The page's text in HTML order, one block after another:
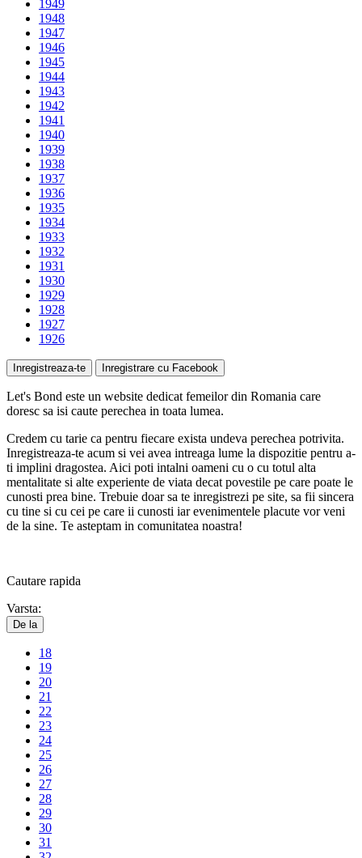
1949
1948
1947
1946
1945
1944
1943
1942
1941
1940
1939
1938
1937
1936
1935
1934
1933
1932
1931
1930
1929
1928
1927
1926
Inregistreaza-te Inregistrare cu Facebook
Let's Bond este un website dedicat femeilordin Romania care
doresc sa isi caute perechea in toata lumea.
Credem cu tarie ca pentru fiecare exista undeva perechea potrivita.
Inregistreaza-te acum si vei avea intreaga lume la dispozitie pentru a-
ti implini dragostea. Aici poti intalni oameni cu o cu totul alta
mentalitate si alte experiente de viata decat povestile pe care poate le
cunosti prea bine. Trebuie doar sa te inregistrezi pe site, sa fii sincera
cu tine si cu cei pe care ii cunosti iar evenimentele placute vor veni
de la sine. Te asteptam in comunitatea noastra!
Cautare rapida
Varsta:
De la
18
19
20
21
22
23
24
25
26
27
28
29
30
31